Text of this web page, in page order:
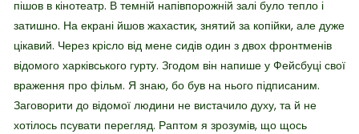
пішов в кінотеатр. В темній напівпорожній залі було тепло і
затишно. На екрані йшов жахастик, знятий за копійки, але дуже
цікавий. Через крісло від мене сидів один з двох фронтменів
відомого харківського гурту. Згодом він напише у Фейсбуці свої
враження про фільм. Я знаю, бо був на нього підписаним.
Заговорити до відомої людини не вистачило духу, та й не
хотілось псувати перегляд. Раптом я зрозумів, що щось